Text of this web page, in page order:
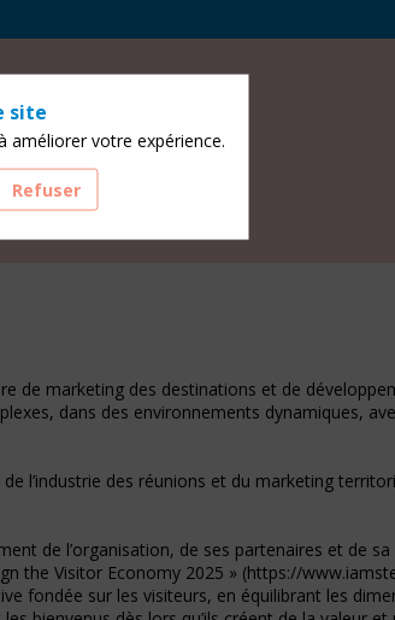
marketing des destinations et de
dans des environnements dynamiques,
l’industrie des réunions et du marketing
de l’organisation, de ses partenaires et de
the Visitor Economy 2025 » (https://
fondée sur les visiteurs, en équilibrant les
site
améliorer votre expérience.
Refuser